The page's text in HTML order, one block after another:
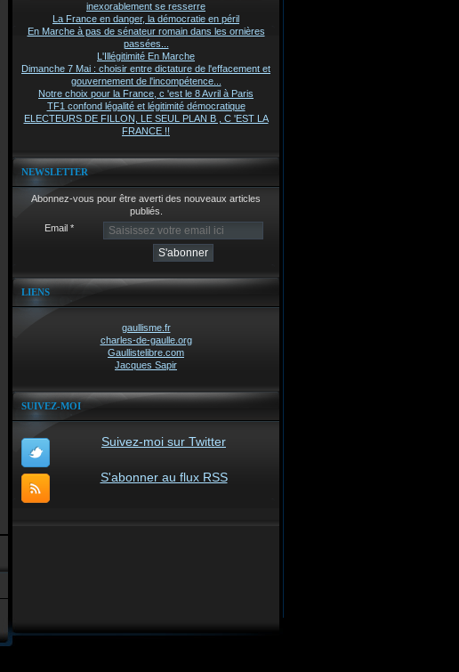
inexorablement se resserre
La France en danger, la démocratie en péril
En Marche à pas de sénateur romain dans les ornières
passées...
L'Illégitimité En Marche
Dimanche 7 Mai : choisir entre dictature de l'effacement et
gouvernement de l'incompétence...
Notre choix pour la France, c 'est le 8 Avril à Paris
TF1 confond légalité et légitimité démocratique
ELECTEURS DE FILLON, LE SEUL PLAN B , C 'EST LA
FRANCE !!
NEWSLETTER
Abonnez-vous pour être averti des nouveaux articles
publiés.
Email
LIENS
gaullisme.fr
charles-de-gaulle.org
Gaullistelibre.com
Jacques Sapir
SUIVEZ-MOI
Suivez-moi sur Twitter
S'abonner au flux RSS